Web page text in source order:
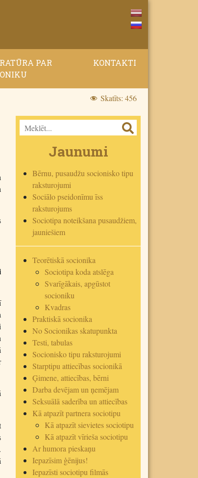
PAR
KONTAKTI
Skatīts: 456
Jaunumi
Bērnu, pusaudžu socionisko tipu
raksturojumi
Sociālo pseidonīmu īss
raksturojums
Sociotipa noteikšana pusaudžiem,
jauniešiem
Teorētiskā socionika
Sociotipa koda atslēga
Svarīgākais, apgūstot
socioniku
Kvadras
Praktiskā socionika
No Socionikas skatupunkta
Testi, tabulas
Socionisko tipu raksturojumi
Starptipu attiecības socionikā
Ģimene, attiecības, bērni
Darba devējam un ņemējam
Seksuālā saderība un attiecības
Kā atpazīt partnera sociotipu
Kā atpazīt sievietes sociotipu
Kā atpazīt vīrieša sociotipu
Ar humora pieskaņu
Iepazīsim ģēnijus!
Iepazīsti sociotipu filmās